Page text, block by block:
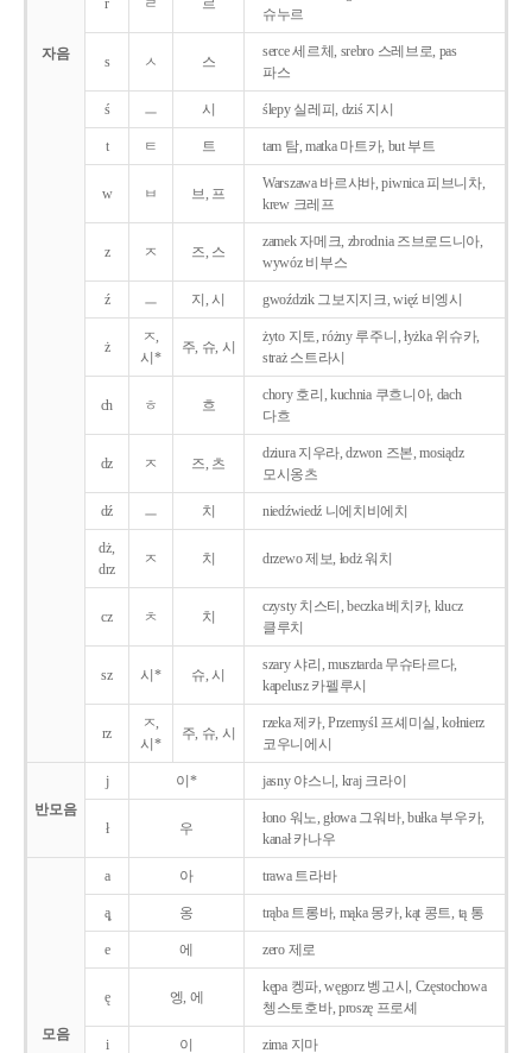
자음
r ㄹ 르
슈누르
s ㅅ 스
serce 세르체, srebro 스레브로, pas
파스
ś ㅡ 시 ślepy 실레피, dziś 지시
t ㅌ 트 tam 탐, matka 마트카, but 부트
w ㅂ 브, 프
Warszawa 바르샤바, piwnica 피브니차,
krew 크레프
z ㅈ 즈, 스
zamek 자메크, zbrodnia 즈브로드니아,
wywóz 비부스
ź ㅡ 지, 시 gwoździk 그보지지크, więź 비엥시
ż
ㅈ,
시*
주, 슈, 시
żyto 지토, różny 루주니, łyżka 위슈카,
straż 스트라시
ch ㅎ 흐
chory 호리, kuchnia 쿠흐니아, dach
다흐
dz ㅈ 즈, 츠
dziura 지우라, dzwon 즈본, mosiądz
모시옹츠
dź ㅡ 치 niedźwiedź 니에치비에치
dż,
drz
ㅈ 치 drzewo 제보, łodż 워치
cz ㅊ 치
czysty 치스티, beczka 베치카, klucz
클루치
sz 시* 슈, 시
szary 샤리, musztarda 무슈타르다,
kapelusz 카펠루시
rz
ㅈ,
시*
주, 슈, 시
rzeka 제카, Przemyśl 프셰미실, kołnierz
코우니에시
반모음
j 이* jasny 야스니, kraj 크라이
ł 우
łono 워노, głowa 그워바, bułka 부우카,
kanał 카나우
모음
a 아 trawa 트라바
ą̨ 옹 trąba 트롱바, mąka 몽카, kąt 콩트, tą 통
e 에 zero 제로
ę 엥, 에
kępa 켕파, węgorz 벵고시, Częstochowa
쳉스토호바, proszę 프로셰
i 이 zima 지마